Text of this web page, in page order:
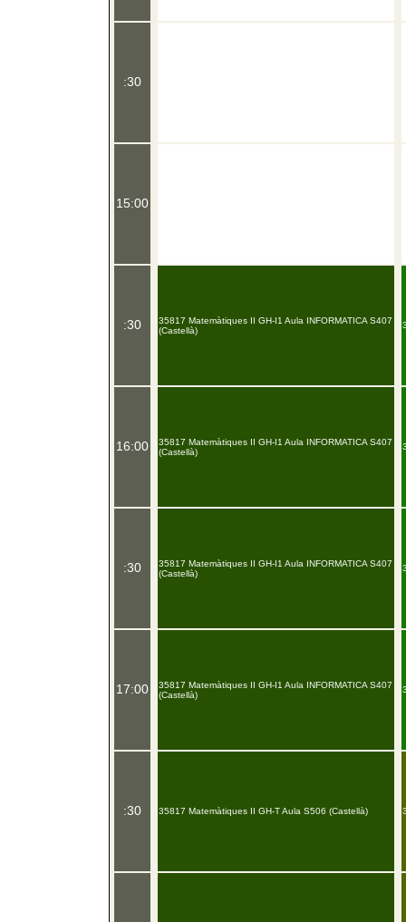
:30
15:00
:30
16:00
:30
17:00
:30
35817 Matemàtiques II GH-I1 Aula INFORMATICA S407
(Castellà)
35817 Matemàtiques II GH-I1 Aula INFORMATICA S407
(Castellà)
35817 Matemàtiques II GH-I1 Aula INFORMATICA S407
(Castellà)
35817 Matemàtiques II GH-I1 Aula INFORMATICA S407
(Castellà)
35817 Matemàtiques II GH-T Aula S506 (Castellà)